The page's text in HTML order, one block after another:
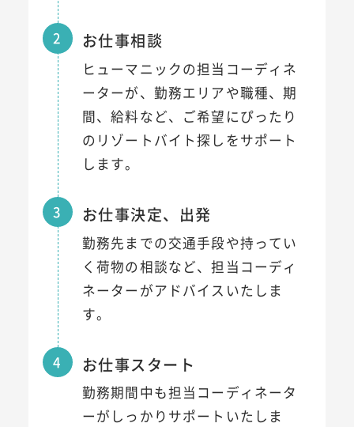
2 お仕事相談
ヒューマニックの担当コーディネ
ーターが、勤務エリアや職種、期
間、給料など、ご希望にぴったり
のリゾートバイト探しをサポート
します。
3 お仕事決定、出発
勤務先までの交通手段や持ってい
く荷物の相談など、担当コーディ
ネーターがアドバイスいたしま
す。
4 お仕事スタート
勤務期間中も担当コーディネータ
ーがしっかりサポートいたしま